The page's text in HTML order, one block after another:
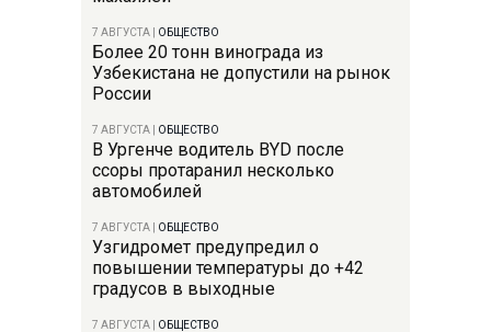
7 АВГУСТА ОБЩЕСТВО
Более 20 тонн винограда из
Узбекистана не допустили на рынок
России
7 АВГУСТА ОБЩЕСТВО
В Ургенче водитель BYD после
ссоры протаранил несколько
автомобилей
7 АВГУСТА ОБЩЕСТВО
Узгидромет предупредил о
повышении температуры до +42
градусов в выходные
7 АВГУСТА ОБЩЕСТВО